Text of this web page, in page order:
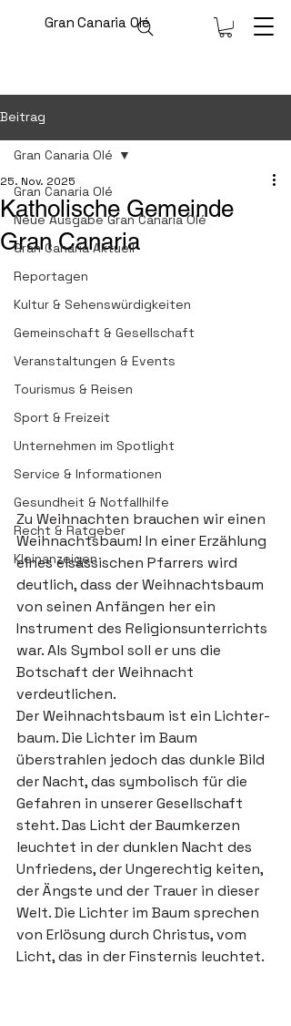
Gran Canaria Olé
Beitrag
Gran Canaria Olé
Neue Ausgabe Gran Canaria Olé
Gran Canaria Aktuell
Reportagen
Kultur & Sehenswürdigkeiten
Gemeinschaft & Gesellschaft
Veranstaltungen & Events
Tourismus & Reisen
Sport & Freizeit
Unternehmen im Spotlight
Service & Informationen
Gesundheit & Notfallhilfe
Recht & Ratgeber
Kleinanzeigen
Gran Canaria Olé
Katholische Gemeinde
Gran Canaria
25. Nov. 2025
Zu Weihnachten brauchen wir einen
Weihnachtsbaum! In einer Erzählung
eines elsässischen Pfarrers wird
deutlich, dass der Weihnachtsbaum
von seinen Anfängen her ein
Instrument des Religionsunterrichts
war. Als Symbol soll er uns die
Botschaft der Weihnacht
verdeutlichen.
Der Weihnachtsbaum ist ein Lichter-
baum. Die Lichter im Baum
überstrahlen jedoch das dunkle Bild
der Nacht, das symbolisch für die
Gefahren in unserer Gesellschaft
steht. Das Licht der Baumkerzen
leuchtet in der dunklen Nacht des
Unfriedens, der Ungerechtig keiten,
der Ängste und der Trauer in dieser
Welt. Die Lichter im Baum sprechen
von Erlösung durch Christus, vom
Licht, das in der Finsternis leuchtet.